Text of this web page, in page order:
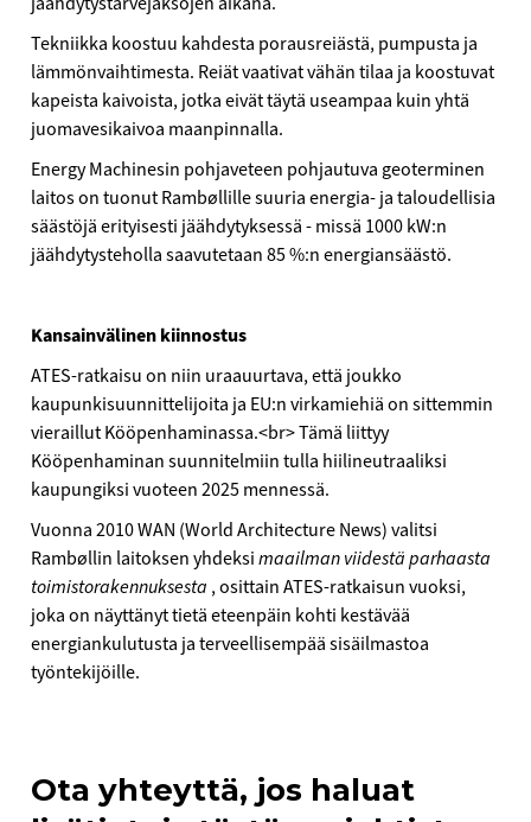
Tekniikka koostuu kahdesta porausreiästä, pumpusta ja
lämmönvaihtimesta. Reiät vaativat vähän tilaa ja koostuvat
kapeista kaivoista, jotka eivät täytä useampaa kuin yhtä
juomavesikaivoa maanpinnalla.
Energy Machinesin pohjaveteen pohjautuva geoterminen
laitos on tuonut Rambøllille suuria energia- ja taloudellisia
säästöjä erityisesti jäähdytyksessä - missä 1000 kW:n
jäähdytysteholla saavutetaan 85 %:n energiansäästö.
Kansainvälinen kiinnostus
ATES-ratkaisu on niin uraauurtava, että joukko
kaupunkisuunnittelijoita ja EU:n virkamiehiä on sittemmin
vieraillut Kööpenhaminassa.<br> Tämä liittyy
Kööpenhaminan suunnitelmiin tulla hiilineutraaliksi
kaupungiksi vuoteen 2025 mennessä.
Vuonna 2010 WAN (World Architecture News) valitsi
Rambøllin laitoksen yhdeksimaailman viidestä parhaasta
toimistorakennuksesta , osittain ATES-ratkaisun vuoksi,
joka on näyttänyt tietä eteenpäin kohti kestävää
energiankulutusta ja terveellisempää sisäilmastoa
työntekijöille.
Ota yhteyttä, jos haluat